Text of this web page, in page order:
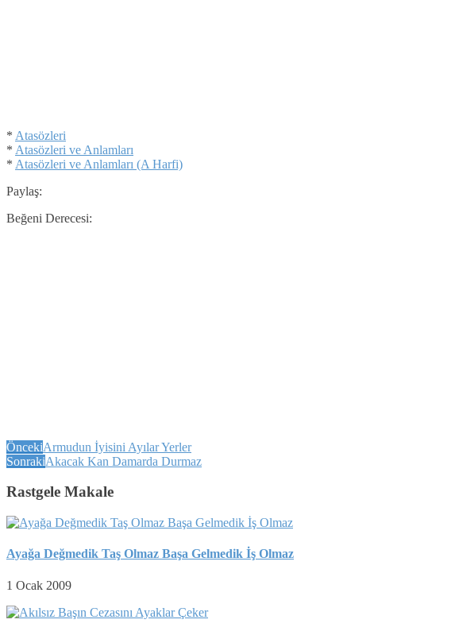
* Atasözleri
* Atasözleri ve Anlamları
* Atasözleri ve Anlamları (A Harfi)
Paylaş:
Beğeni Derecesi:
ÖncekiArmudun İyisini Ayılar Yerler
SonrakiAkacak Kan Damarda Durmaz
Rastgele Makale
Ayağa Değmedik Taş Olmaz Başa Gelmedik İş Olmaz
1 Ocak 2009